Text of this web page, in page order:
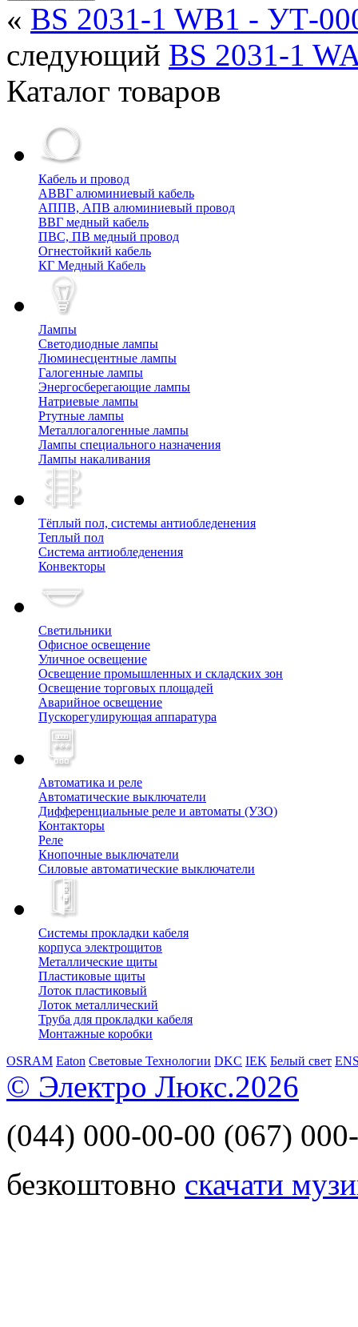
« BS 2031-1 WB1 - УТ-
следующий BS 2031-1
Каталог товаров
Кабель и провод
АВВГ алюминиевый кабель
АППВ, АПВ алюминиевый провод
ВВГ медный кабель
ПВС, ПВ медный провод
Огнестойкий кабель
КГ Медный Кабель
Лампы
Cветодиодные лампы
Люминесцентные лампы
Галогенные лампы
Энергосберегающие лампы
Натриевые лампы
Ртутные лампы
Металлогалогенные лампы
Лампы специального назначения
Лампы накаливания
Тёплый пол, cистемы антиобледенения
Теплый пол
Система антиобледенения
Конвекторы
Светильники
Офисное освещение
Уличное освещение
Освещение промышленных и складских зон
Освещение торговых площадей
Аварийное освещение
Пускорегулирующая аппаратура
Автоматика и реле
Автоматические выключатели
Дифференциальные реле и автоматы (УЗО)
Контакторы
Реле
Кнопочные выключатели
Силовые автоматические выключатели
Системы прокладки кабеля
корпуса электрощитов
Металлические щиты
Пластиковые щиты
Лоток пластиковый
Лоток металлический
Труба для прокладки кабеля
Монтажные коробки
OSRAM Eaton Световые Технологии DKC IEK Белый свет
© Электро Люкс.2026
(044) 000-00-00 (067)
безкоштовно скачати